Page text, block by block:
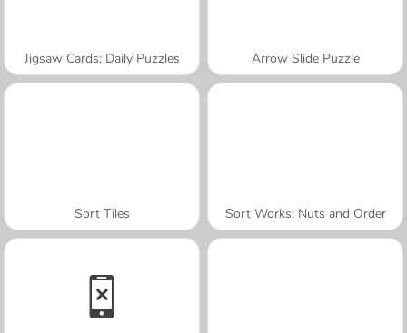
Jigsaw Cards: Daily Puzzles Arrow Slide Puzzle
Sort Tiles Sort Works: Nuts and Order